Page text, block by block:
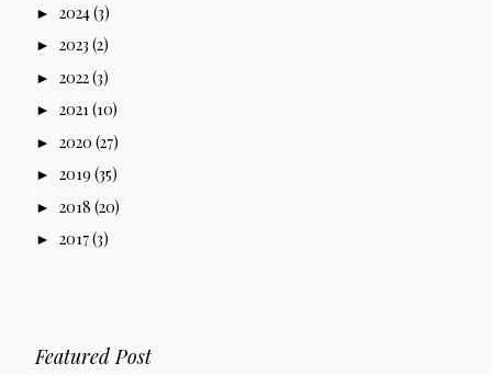
► 2024(3)
► 2023 (2)
► 2022(3)
► 2021(10)
► 2020 (27)
► 2019 (35)
► 2018 (20)
► 2017(3)
Featured Post